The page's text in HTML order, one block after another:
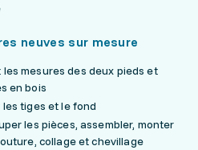
neuves sur mesure
mesures des deux pieds et
en bois
tiges et le fond
les pièces, assembler, monter
collage et chevillage